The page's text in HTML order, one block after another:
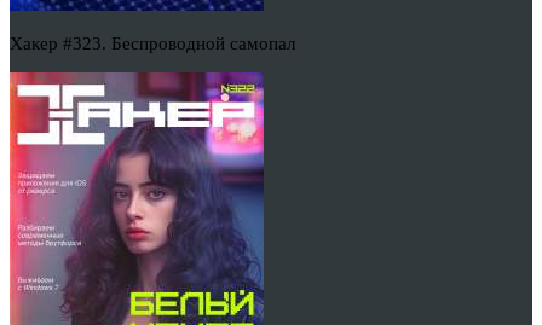
Хакер #323. Беспроводной самопал